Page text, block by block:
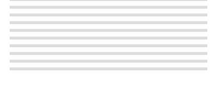
Regio Ortenau
Subculture
Wittmannsthaler
Badische Zeitung
Fudder